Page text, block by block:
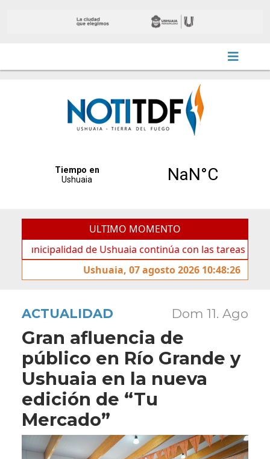
ULTIMO MOMENTO
de Ushuaia continúa con las tareas de
Ushuaia, 07 agosto 2026 10:48:26
ACTUALIDAD Dom 11. Ago
Gran afluencia de
público en Río Grande y
Ushuaia en la nueva
edición de “Tu
Mercado”